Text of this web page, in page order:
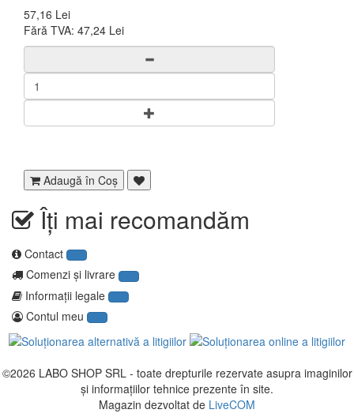
57,16 Lei
Fără TVA: 47,24 Lei
Adaugă în Coş
Îți mai recomandăm
Contact
Comenzi şi livrare
Informaţii legale
Contul meu
©2026 LABO SHOP SRL - toate drepturile rezervate asupra imaginilor
și informațiilor tehnice prezente în site.
Magazin dezvoltat de LiveCOM